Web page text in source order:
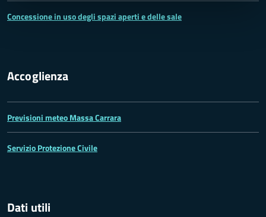
Concessione in uso degli spazi aperti e delle sale
Accoglienza
Previsioni meteo Massa Carrara
Servizio Protezione Civile
Dati utili